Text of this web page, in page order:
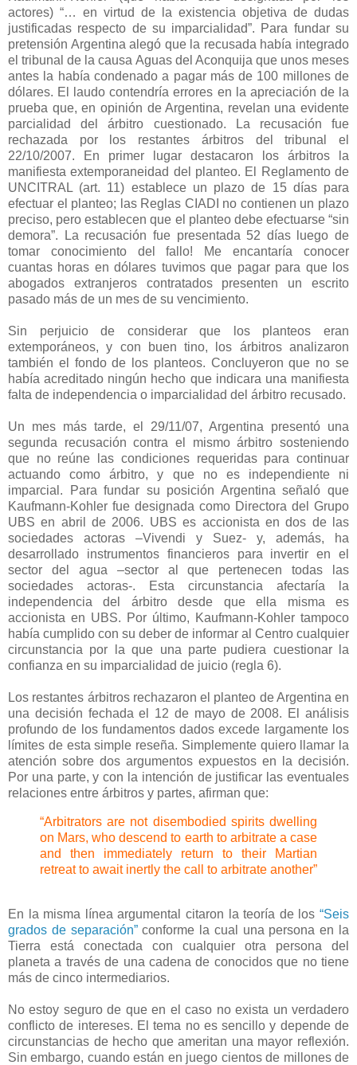
actores) “… en virtud de la existencia objetiva de dudas
justificadas respecto de su imparcialidad”. Para fundar su
pretensión Argentina alegó que la recusada había integrado
el tribunal de la causa Aguas del Aconquija que unos meses
antes la había condenado a pagar más de 100 millones de
dólares. El laudo contendría errores en la apreciación de la
prueba que, en opinión de Argentina, revelan una evidente
parcialidad del árbitro cuestionado. La recusación fue
rechazada por los restantes árbitros del tribunal el
22/10/2007. En primer lugar destacaron los árbitros la
manifiesta extemporaneidad del planteo. El Reglamento de
UNCITRAL (art. 11) establece un plazo de 15 días para
efectuar el planteo; las Reglas CIADI no contienen un plazo
preciso, pero establecen que el planteo debe efectuarse “sin
demora”. La recusación fue presentada 52 días luego de
tomar conocimiento del fallo! Me encantaría conocer
cuantas horas en dólares tuvimos que pagar para que los
abogados extranjeros contratados presenten un escrito
pasado más de un mes de su vencimiento.
Sin perjuicio de considerar que los planteos eran
extemporáneos, y con buen tino, los árbitros analizaron
también el fondo de los planteos. Concluyeron que no se
había acreditado ningún hecho que indicara una manifiesta
falta de independencia o imparcialidad del árbitro recusado.
Un mes más tarde, el 29/11/07, Argentina presentó una
segunda recusación contra el mismo árbitro sosteniendo
que no reúne las condiciones requeridas para continuar
actuando como árbitro, y que no es independiente ni
imparcial. Para fundar su posición Argentina señaló que
Kaufmann-Kohler fue designada como Directora del Grupo
UBS en abril de 2006. UBS es accionista en dos de las
sociedades actoras –Vivendi y Suez- y, además, ha
desarrollado instrumentos financieros para invertir en el
sector del agua –sector al que pertenecen todas las
sociedades actoras-. Esta circunstancia afectaría la
independencia del árbitro desde que ella misma es
accionista en UBS. Por último, Kaufmann-Kohler tampoco
había cumplido con su deber de informar al Centro cualquier
circunstancia por la que una parte pudiera cuestionar la
confianza en su imparcialidad de juicio (regla 6).
Los restantes árbitros rechazaron el planteo de Argentina en
una decisión fechada el 12 de mayo de 2008. El análisis
profundo de los fundamentos dados excede largamente los
límites de esta simple reseña. Simplemente quiero llamar la
atención sobre dos argumentos expuestos en la decisión.
Por una parte, y con la intención de justificar las eventuales
relaciones entre árbitros y partes, afirman que:
“Arbitrators are not disembodied spirits dwelling
on Mars, who descend to earth to arbitrate a case
and then immediately return to their Martian
retreat to await inertly the call to arbitrate another”
En la misma línea argumental citaron la teoría de los “Seis
grados de separación”conforme la cual una persona en
la
Tierra está conectada con cualquier otra persona del
planeta a través de una cadena de conocidos que no tiene
más de cinco intermediarios.
No estoy seguro de que en el caso no exista un verdadero
conflicto de intereses. El tema no es sencillo y depende de
circunstancias de hecho que ameritan una mayor reflexión.
Sin embargo, cuando están en juego cientos de millones de